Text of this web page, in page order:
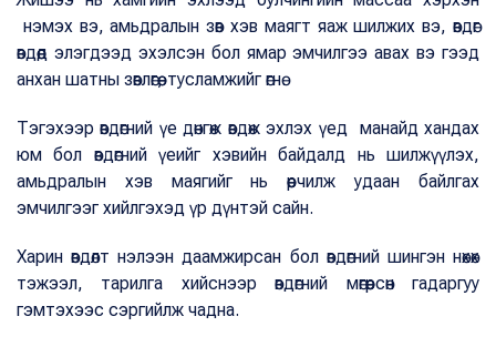
нэмэх вэ, амьдралын зөв хэв маягт яаж шилжих вэ, өвдөг
өвдөөд элэгдээд эхэлсэн бол ямар эмчилгээ авах вэ гээд
анхан шатны зөвлөгөө, тусламжийг өгнө.
Тэгэхээр өвдөгний үе дөнгөж өвдөж эхлэх үед манайд хандах
юм бол өвдөгний үеийг хэвийн байдалд нь шилжүүлэх,
амьдралын хэв маягийг нь өөрчилж удаан байлгах
эмчилгээг хийлгэхэд үр дүнтэй сайн.
Харин өвдөлт нэлээн даамжирсан бол өвдөгний шингэн нөхөх
тэжээл, тарилга хийснээр өвдөгний мөгөөрсөн гадаргуу
гэмтэхээс сэргийлж чадна.